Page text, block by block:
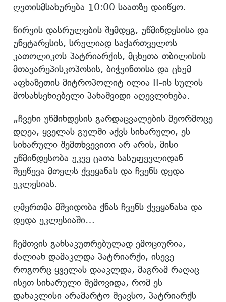
ღვთისმსახურება 10:00 საათზე დაიწყო.
წირვის დასრულების შემდეგ, უწმინდესისა და
უნეტარესის, სრულიად საქართველოს
კათოლიკოს-პატრიარქის, მცხეთა-თბილისის
მთავარეპისკოპოსის, ბიჭვინთისა და ცხუმ-
აფხაზეთის მიტროპოლიტ ილია II-ის სულის
მოსახსენიებელი პანაშვიდი აღევლინება.
„ჩვენი უწმინდესის გარდაცვალების მეორმოცე
დღეა, ყველას გულში აქვს სიხარული, ეს
სიხარული შემთხვევითი არ არის, მისი
უწმინდესობა უკვე ცათა სასუფევლიდან
შეეწევა მთელს ქვეყანას და ჩვენს დედა
ეკლესიას.
ღმერთმა მშვიდობა ქნას ჩვენს ქვეყანასა და
დედა ეკლესიაში…
ჩემთვის განსაკუთრებულად ემოციურია,
ძალიან დამაკლდა პატრიარქი, ისევე
როგორც ყველას დააკლდა, მაგრამ რაღაც
ისეთ სიხარული შემოვიდა, რომ ეს
დანაკლისი არამარტო შეავსო, პატრიარქს